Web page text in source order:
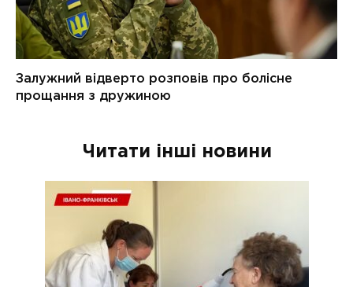
Читати інші новини